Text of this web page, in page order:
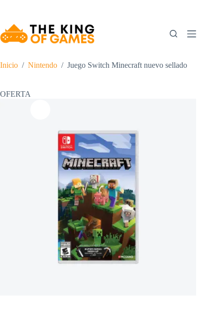
Inicio / Nintendo / Juego Switch Minecraft nuevo sellado
OFERTA